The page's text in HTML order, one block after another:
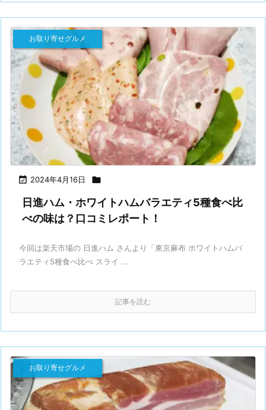
 2024年4月16日 
お取り寄せグルメ
日進ハム・ホワイトハムバラエティ5種食べ比
べの味は？口コミレポート！
今回は楽天市場の 日進ハム さんより「東京麻布 ホワイトハムバ
ラエティ5種食べ比べ スライ ...
記事を読む
お取り寄せグルメ